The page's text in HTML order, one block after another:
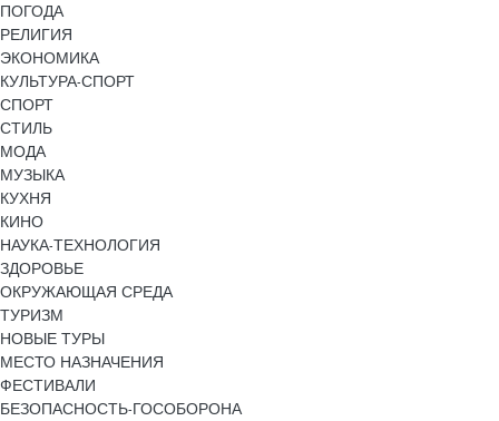
ПОГОДА
РЕЛИГИЯ
ЭКОНОМИКА
КУЛЬТУРА-СПОРТ
СПОРТ
СТИЛЬ
МОДА
МУЗЫКА
КУХНЯ
КИНО
НАУКА-ТЕХНОЛОГИЯ
ЗДОРОВЬЕ
ОКРУЖАЮЩАЯ СРЕДА
ТУРИЗМ
НОВЫЕ ТУРЫ
МЕСТО НАЗНАЧЕНИЯ
ФЕСТИВАЛИ
БЕЗОПАСНОСТЬ-ГОСОБОРОНА